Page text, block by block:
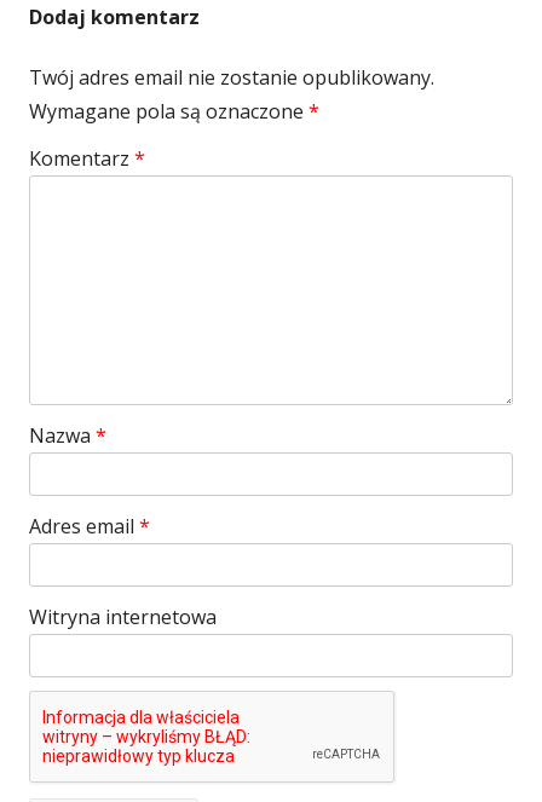
Dodaj komentarz
Twój adres email nie zostanie opublikowany.
Wymagane pola są oznaczone *
Komentarz *
Nazwa *
Adres email *
Witryna internetowa